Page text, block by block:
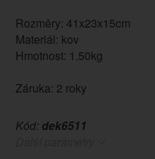
Rozměry: 41x23x15cm
Materiál: kov
Hmotnost: 1.50kg
Záruka: 2 roky
Kód: dek6511